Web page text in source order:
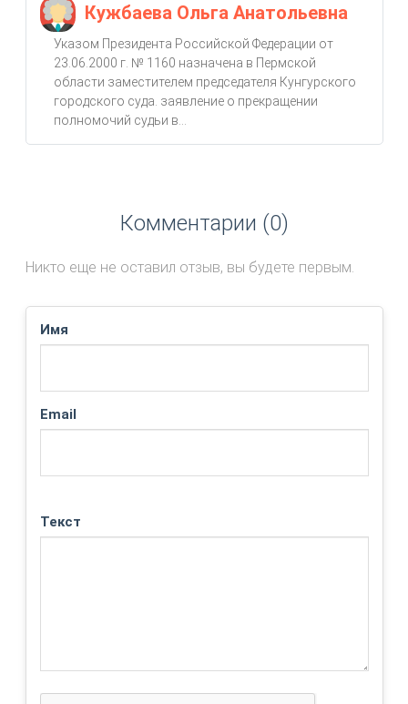
Кужбаева Ольга Анатольевна
Указом Президента Российской Федерации от
23.06.2000 г. № 1160 назначена в Пермской
области заместителем председателя Кунгурского
городского суда. заявление о прекращении
полномочий судьи в...
Комментарии (0)
Никто еще не оставил отзыв, вы будете первым.
Имя
Email
Текст